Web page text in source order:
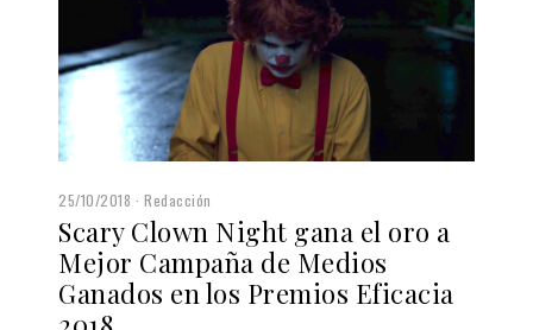
25/10/2018 Redacción
Scary Clown Night gana el oro a
Mejor Campaña de Medios
Ganados en los Premios Eficacia